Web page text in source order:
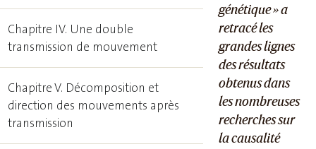
génétique » a
retracé les
grandes lignes
des résultats
obtenus dans
les nombreuses
recherches sur
la causalité
Chapitre IV. Une double
transmission de mouvement
Chapitre V. Décomposition et
direction des mouvements après
transmission